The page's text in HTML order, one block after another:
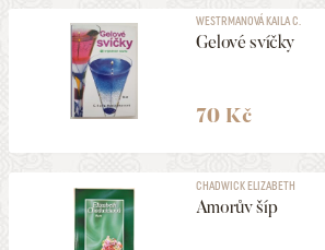
WESTRMANOVÁ KAILA C.
Gelové svíčky
70 Kč
CHADWICK ELIZABETH
Amorův šíp